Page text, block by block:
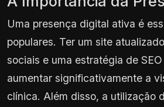
Uma presença digital ativa é
populares. Ter um site
sociais e uma estratégia de
aumentar significativamente a
clínica. Além disso, a utilização